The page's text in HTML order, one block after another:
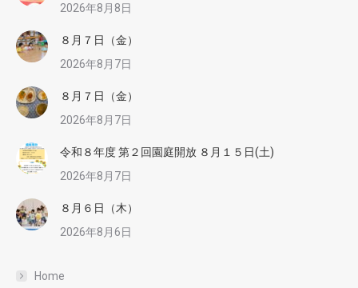
2026年8月8日
８月７日（金）
2026年8月7日
８月７日（金）
2026年8月7日
令和８年度 第２回園庭開放 ８月１５日(土)
2026年8月7日
８月６日（木）
2026年8月6日
Home